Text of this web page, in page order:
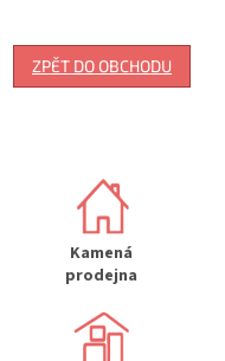
ZPĚT DO OBCHODU
Kamená
prodejna